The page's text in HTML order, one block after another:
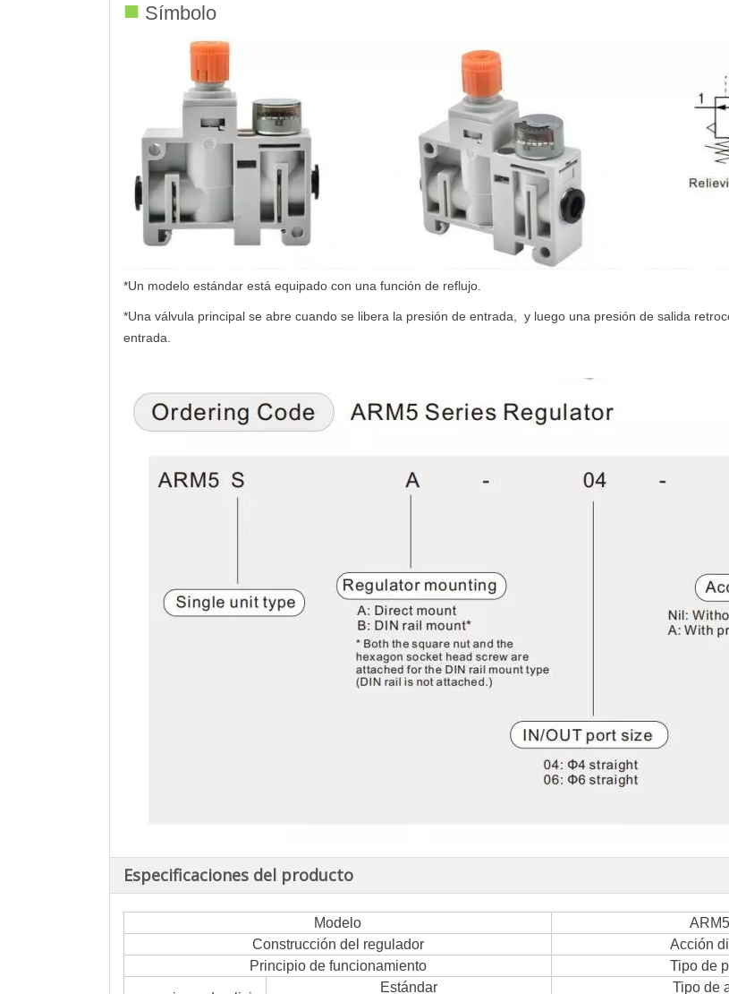
■ Símbolo
*Un modelo estándar está equipado con una función de reflujo.
*Una válvula principal se abre cuando se libera la presión de entrada, y luego una presión de salida
entrada.
Especificaciones del producto
Modelo
Construcción del regulador
Acción
Principio de funcionamiento
Tipo de
Estándar
Tipo de